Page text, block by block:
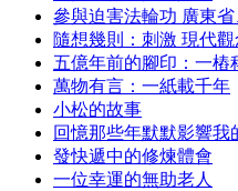
參與迫害法輪功 廣東
隨想幾則：刺激 現代觀
五億年前的腳印：一樁
萬物有言：一紙載千年
小松的故事
回憶那些年默默影響我
發快遞中的修煉體會
一位幸運的無助老人